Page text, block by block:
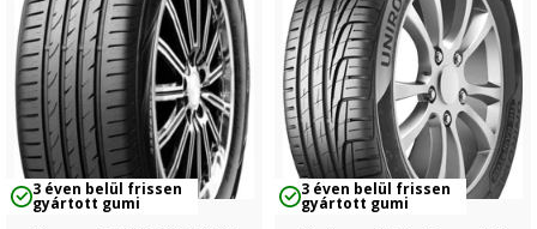
3 éven belül frissen
gyártott gumi
3 éven belül frissen
gyártott gumi